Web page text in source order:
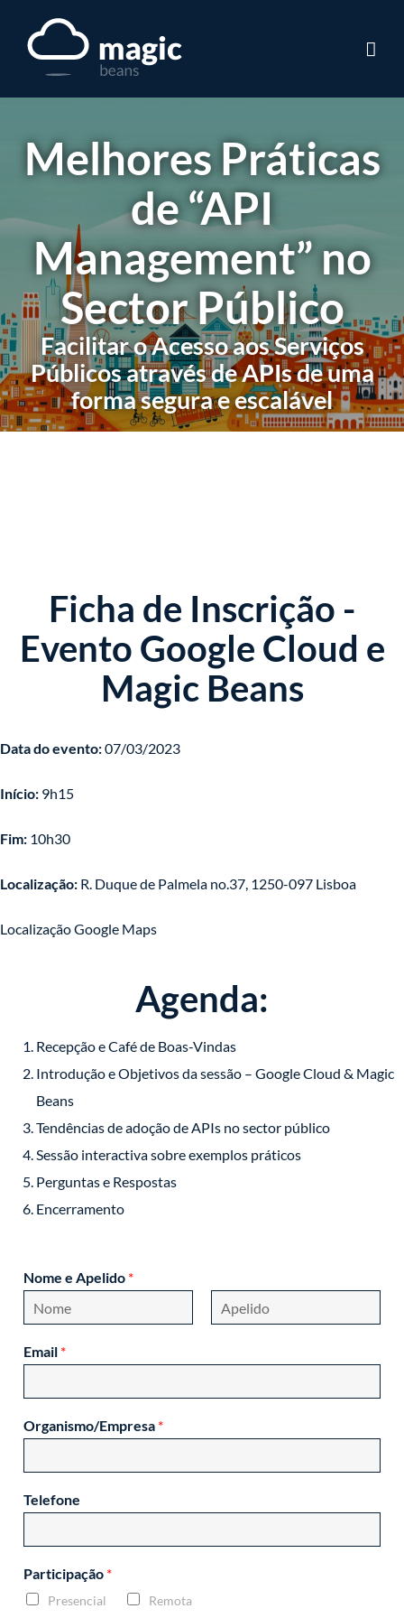
Melhores Práticas
de “API
Management” no
Sector Público
Facilitar o Acesso aos Serviços
Públicos através de APIs de uma
forma segura e escalável
Ficha de Inscrição -
Evento Google Cloud e
Magic Beans
Data do evento:07/03/2023
Início: 9h15
Fim: 10h30
Localização: R. Duque de Palmela no.37, 1250-097 Lisboa
Localização Google Maps
Agenda:
Recepção e Café de Boas-Vindas
Introdução e Objetivos da sessão – Google Cloud & Magic
Beans
Tendências de adoção de APIs no sector público
Sessão interactiva sobre exemplos práticos
Perguntas e Respostas
Encerramento
Nome e Apelido *
i
rEmail *
Organismo/Empresa *
Telefone
Participação *
Presencial Remota